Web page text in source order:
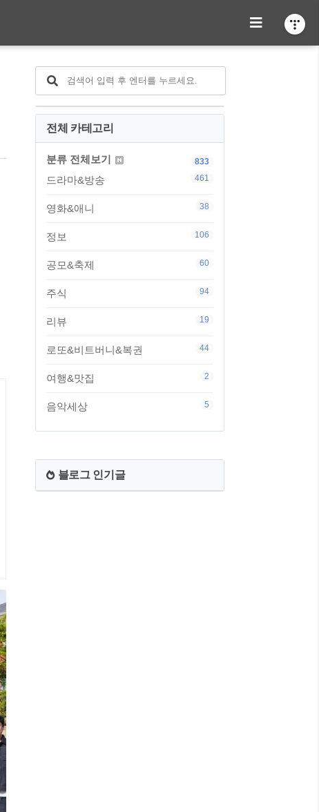
전체 카테고리
분류 전체보기 833
드라마&방송 461
영화&애니 38
정보 106
공모&축제 60
주식 94
리뷰 19
로또&비트버니&복권 44
여행&맛집 2
음악세상 5
블로그 인기글